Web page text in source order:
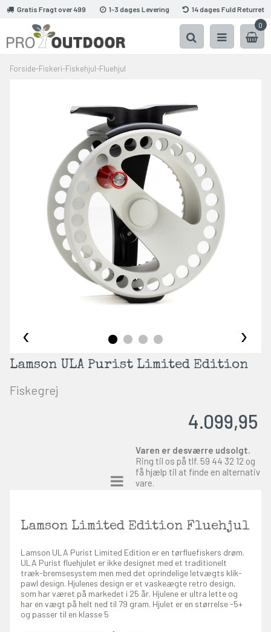
Gratis Fragt over 499 1-3 dages Levering
14 dages Fuld Returret
0
Forside-Fiskeri-Fiskehjul-Fluehjul
‹ ›
Lamson ULA Purist Limited Edition
Fiskegrej
4.099,95
Varen er desværre udsolgt.
Ring til os på tlf. 59 44 32 12 og
få hjælp til at finde en alternativ
vare.
Lamson Limited Edition Fluehjul
Lamson ULA Purist Limited Edition er en tørfluefiskers drøm.
ULA Purist fluehjulet er ikke designet med et traditionelt
træk-bremsesystem men med det oprindelige letvægts klik-
pawl design. Hjulenes design er et vaskeægte retro design,
som har været på markedet i 25 år. Hjulene er ultra lette og
har en vægt på helt ned til 79 gram. Hjulet er en størrelse -5+
og passer til en klasse 5